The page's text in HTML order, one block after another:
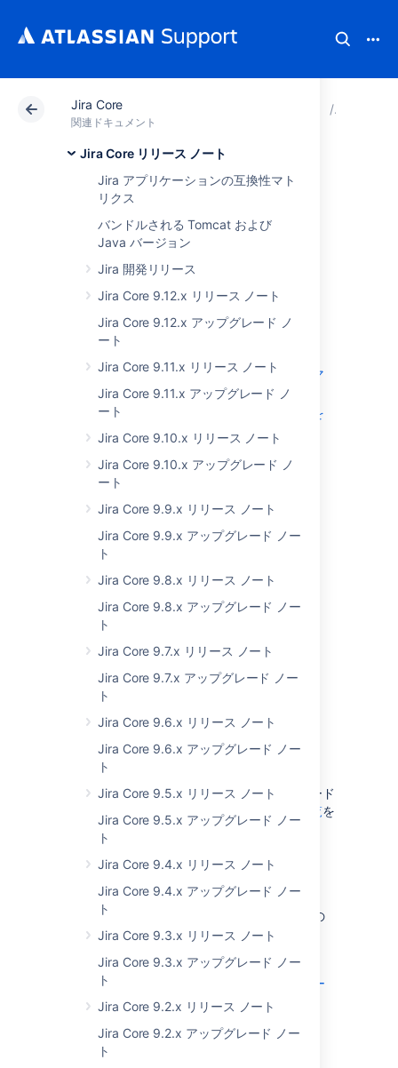
Jira Core
関連ドキュメント
Jira Core リリース ノート
Jira アプリケーションの互換性マト
リクス
バンドルされる Tomcat および
Java バージョン
Jira 開発リリース
Jira Core 9.12.x リリース ノート
Jira Core 9.12.x アップグレード ノ
ート
Jira Core 9.11.x リリース ノート
Jira Core 9.11.x アップグレード ノ
ート
Jira Core 9.10.x リリース ノート
Jira Core 9.10.x アップグレード ノ
ート
Jira Core 9.9.x リリース ノート
Jira Core 9.9.x アップグレード ノー
ト
Jira Core 9.8.x リリース ノート
Jira Core 9.8.x アップグレード ノー
ト
Jira Core 9.7.x リリース ノート
Jira Core 9.7.x アップグレード ノー
ト
Jira Core 9.6.x リリース ノート
Jira Core 9.6.x アップグレード ノー
ト
Jira Core 9.5.x リリース ノート
Jira Core 9.5.x アップグレード ノー
ト
Jira Core 9.4.x リリース ノート
Jira Core 9.4.x アップグレード ノー
ト
Jira Core 9.3.x リリース ノート
Jira Core 9.3.x アップグレード ノー
ト
Jira Core 9.2.x リリース ノート
Jira Core 9.2.x アップグレード ノー
ト
アトラシアン サポート
Jira Core 8.22.x リ
リース ノート
2022 年 2 月 16 日
がリリースされました!
ハイライト
ベーシック認証でのログイン パフォーマ
ンスの改善
データ パイプラインからプロジェクトを
除外
解決済みの課題
さらに読む
本リリースに関する重要な情報をアップグレード
ノートで確認し、解決済みの課題の完全な一覧を
ご確認ください。
互換性のあるアプリケーション
互換性のある Jira アプリケーションをお探しの
場合、次のページをご参照ください。
Jira Software 8.22.x リリース ノート
Jira Service Management 4.22.x リリー
ス ノート
考慮事項